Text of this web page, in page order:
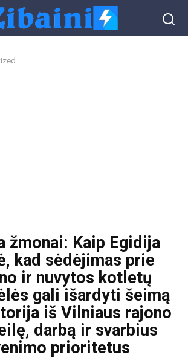
žmonai: Kaip Egidija
kad sėdėjimas prie
ir nuvytos kotletų
gali išardyti šeimą
iš Vilniaus rajono
darbą ir svarbius
prioritetus